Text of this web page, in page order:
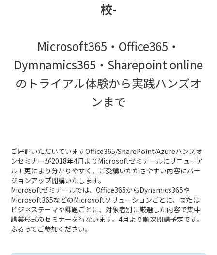
校-
Microsoft365・Office365・
Dymnamics365・Sharepoint online
のトライアル体験から実践ハンズオ
ンまで
ご好評いただいていますOffice365/SharePoint/Azureハンズオ
ンセミナーが2018年4月よりMicrosoftゼミナールにリニューア
ル！更により分かりやすく、ご受講いただきやすい内容にバー
ジョンアップ開講いたします。
Microsoftゼミナールでは、Office365からDynamics365や
Microsoft365などのMicrosoftソリューションごとに、または
ビジネステーマや課題ごとに、対象者別に厳選した内容で集中
講義形式のセミナーを行ないます。4月より順次開講予定です。
ふるってご参加ください。